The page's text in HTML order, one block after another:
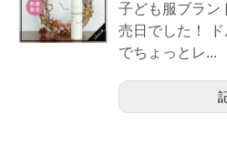
子ども服ブラン
売日でした！
でちょっとレ...